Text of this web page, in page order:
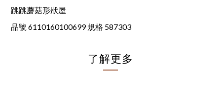
跳跳蘑菇形狀屋
品號 6110160100699 規格 587303
了解更多